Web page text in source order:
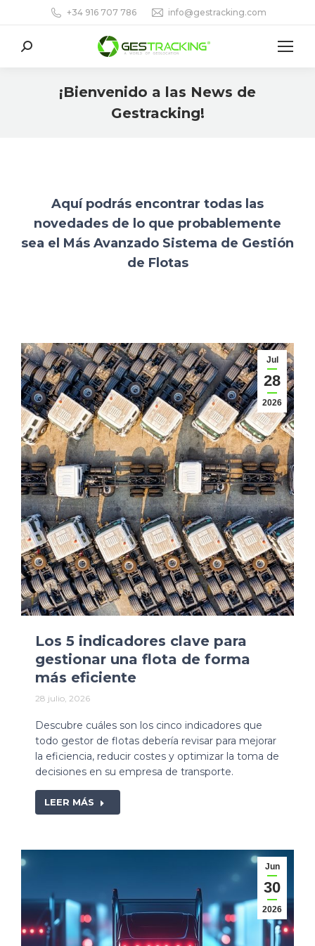
+34 916 707 786 info@gestracking.com
Buscar:
¡Bienvenido a las News de
Gestracking!
Aquí podrás encontrar todas las
novedades de lo que probablemente
sea el Más Avanzado Sistema de Gestión
de Flotas
Jul
28
2026
Los 5 indicadores clave para
gestionar una flota de forma
más eficiente
28 julio, 2026
Descubre cuáles son los cinco indicadores que
todo gestor de flotas debería revisar para mejorar
la eficiencia, reducir costes y optimizar la toma de
decisiones en su empresa de transporte.
LEER MÁS
Jun
30
2026